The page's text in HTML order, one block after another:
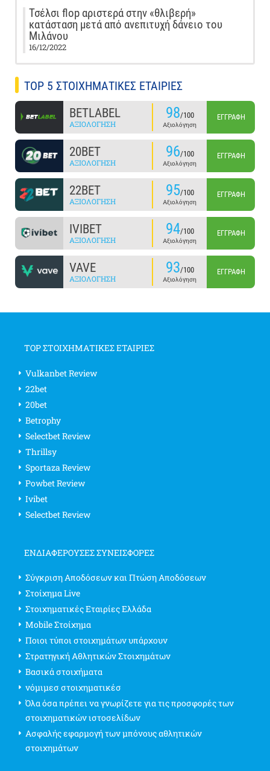
Τσέλσι flop αριστερά στην «θλιβερή»
κατάσταση μετά από ανεπιτυχή δάνειο του
Μιλάνου
16/12/2022
TOP 5 ΣΤΟΙΧΗΜΑΤΙΚΕΣ ΕΤΑΙΡΙΕΣ
BETLABEL
ΑΞΙΟΛΌΓΗΣΗ
98/100
Αξιολόγηση
ΕΓΓΡΑΦΉ
20BET
ΑΞΙΟΛΌΓΗΣΗ
96/100
Αξιολόγηση
ΕΓΓΡΑΦΉ
22BET
ΑΞΙΟΛΌΓΗΣΗ
95/100
Αξιολόγηση
ΕΓΓΡΑΦΉ
IVIBET
ΑΞΙΟΛΌΓΗΣΗ
94/100
Αξιολόγηση
ΕΓΓΡΑΦΉ
VAVE
ΑΞΙΟΛΌΓΗΣΗ
93/100
Αξιολόγηση
ΕΓΓΡΑΦΉ
TOP ΣΤΟΙΧΗΜΑΤΙΚΕΣ ΕΤΑΙΡΙΕΣ
Vulkanbet Review
22bet
20bet
Betrophy
Selectbet Review
Thrillsy
Sportaza Review
Powbet Review
Ivibet
Selectbet Review
ΕΝΔΙΑΦΈΡΟΥΣΕΣ ΣΥΝΕΙΣΦΟΡΈΣ
Σύγκριση Αποδόσεων και Πτώση Αποδόσεων
Στοίχημα Live
Στοιχηματικές Εταιρίες Ελλάδα
Mobile Στοίχημα
Ποιοι τύποι στοιχημάτων υπάρχουν
Στρατηγική Αθλητικών Στοιχημάτων
Βασικά στοιχήματα
νόμιμεσ στοιχηματικέσ
Όλα όσα πρέπει να γνωρίζετε για τις προσφορές των
στοιχηματικών ιστοσελίδων
Ασφαλής εφαρμογή των μπόνους αθλητικών
στοιχημάτων